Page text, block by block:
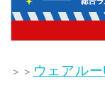
＞＞ ウェアル